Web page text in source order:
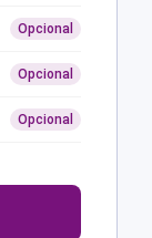
Opcional
Opcional
Opcional